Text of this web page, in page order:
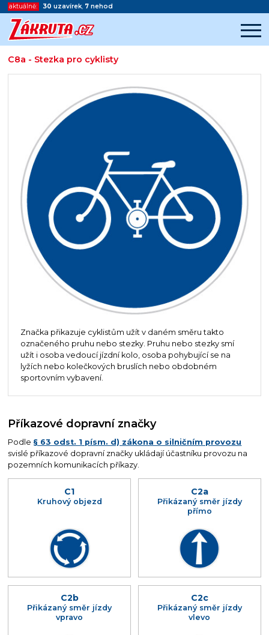
aktuálně: 30 uzavírek, 7 nehod
C8a - Stezka pro cyklisty
Začátek reklamy
Konec reklamy
Značka přikazuje cyklistům užít v daném směru takto
označeného pruhu nebo stezky. Pruhu nebo stezky smí
užít i osoba vedoucí jízdní kolo, osoba pohybující se na
lyžích nebo kolečkových bruslích nebo obdobném
sportovním vybavení.
Příkazové dopravní značky
Podle § 63 odst. 1 písm. d) zákona o silničním provozu
svislé příkazové dopravní značky ukládají účastníku provozu na
pozemních komunikacích příkazy.
C1
Kruhový objezd
C2a
Přikázaný směr jízdy
přímo
C2b
Přikázaný směr jízdy
vpravo
C2c
Přikázaný směr jízdy
vlevo